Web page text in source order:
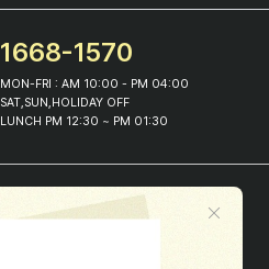
1668-1570
MON-FRI : AM 10:00 - PM 04:00
SAT,SUN,HOLIDAY OFF
LUNCH PM 12:30 ~ PM 01:30